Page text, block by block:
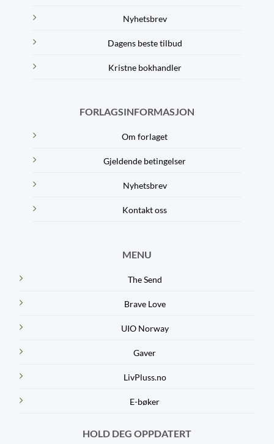
Nyhetsbrev
Dagens beste tilbud
Kristne bokhandler
FORLAGSINFORMASJON
Om forlaget
Gjeldende betingelser
Nyhetsbrev
Kontakt oss
MENU
The Send
Brave Love
UIO Norway
Gaver
LivPluss.no
E-bøker
HOLD DEG OPPDATERT